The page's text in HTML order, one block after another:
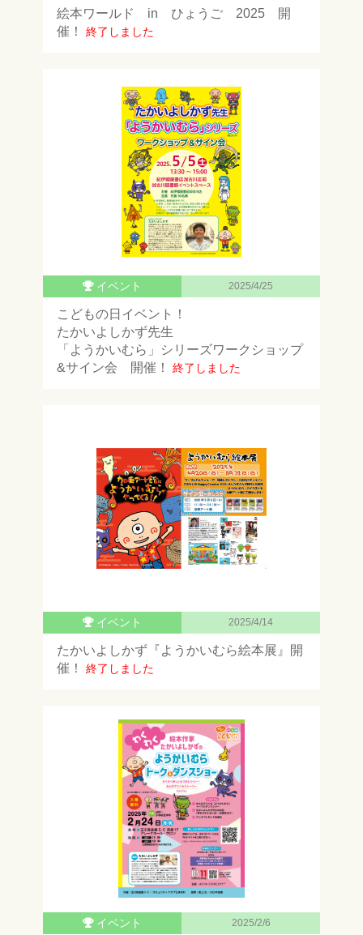
絵本ワールド in ひょうご 2025 開
催！
終了しました
イベント 2025/4/25
こどもの日イベント！
たかいよしかず先生
「ようかいむら」シリーズワークショップ
&サイン会 開催！
終了しました
イベント 2025/4/14
たかいよしかず『ようかいむら絵本展』開
催！
終了しました
イベント 2025/2/6